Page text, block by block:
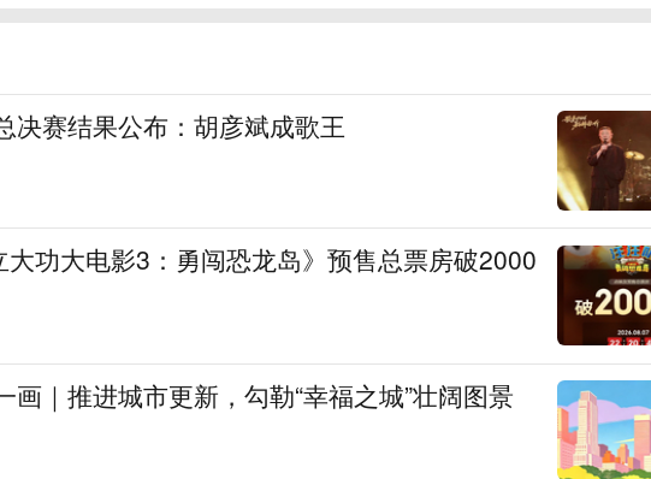
决赛结果公布：胡彦斌成歌王
功大电影3：勇闯恐龙岛》预售总票房破2000
画｜推进城市更新，勾勒“幸福之城”壮阔图景